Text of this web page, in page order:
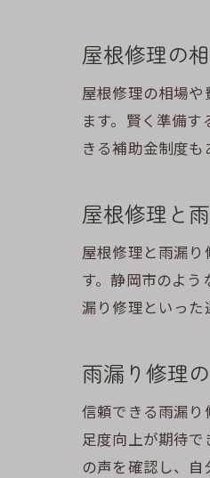
屋根修理の
屋根修理の相場
ます。賢く準備
きる補助金制度も
屋根修理と
屋根修理と雨漏
す。静岡市のよ
漏り修理といった
雨漏り修理
信頼できる雨漏
足度向上が期待
の声を確認し、自